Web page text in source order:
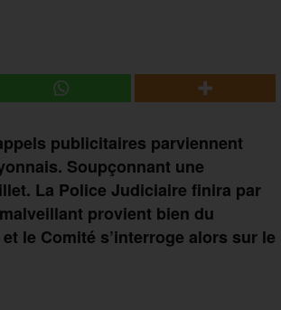
publicitaires parviennent
Soupçonnant une
La Police Judiciaire finira par
provient bien du
le Comité s’interroge alors sur le